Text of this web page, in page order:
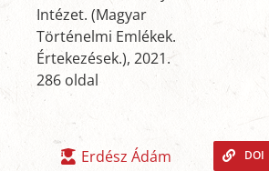
Intézet. (Magyar
Történelmi Emlékek.
Értekezések.), 2021.
286 oldal
Erdész Ádám
DOI